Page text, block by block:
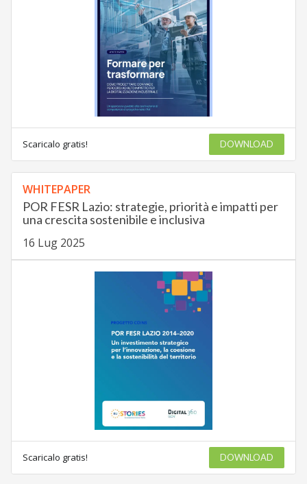
Scaricalo gratis! DOWNLOAD
WHITEPAPER
POR FESR Lazio: strategie, priorità e impatti per
una crescita sostenibile e inclusiva
16 Lug 2025
Scaricalo gratis! DOWNLOAD